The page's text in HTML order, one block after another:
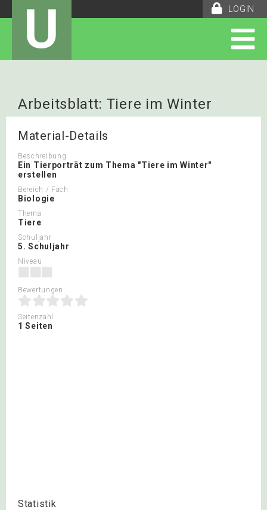
LOGIN
U
Arbeitsblatt: Tiere im Winter
Tierporträt
Material-Details
Beschreibung
Ein Tierporträt zum Thema "Tiere im Winter"
erstellen
Bereich / Fach
Biologie
Thema
Tiere
Schuljahr
5. Schuljahr
Niveau
Bewertungen
Seitenzahl
1 Seiten
Statistik